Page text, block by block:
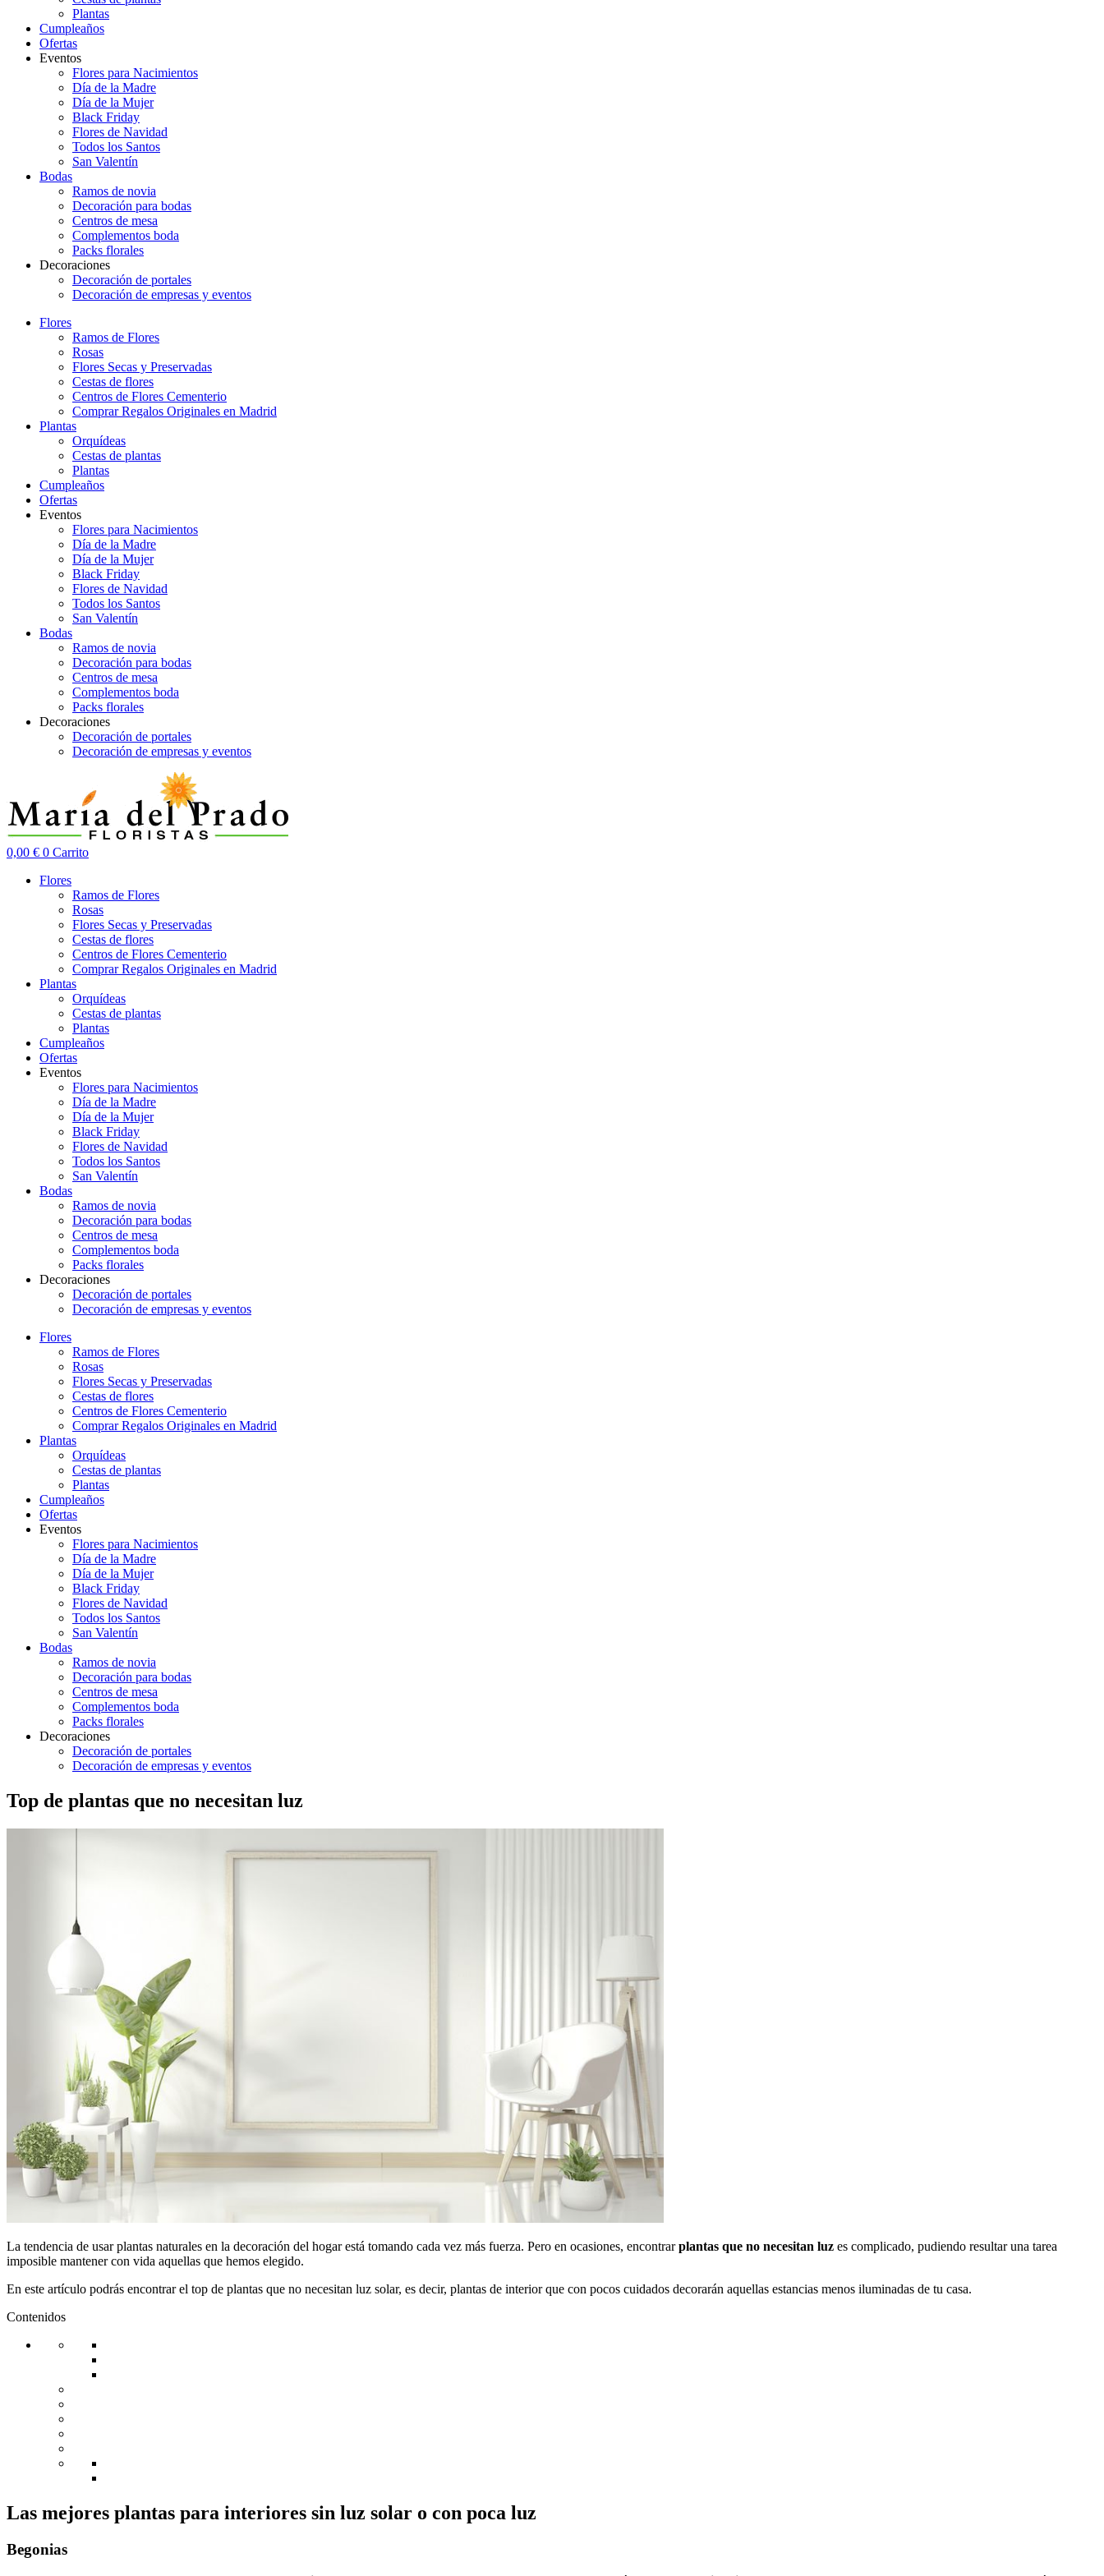
Plantas
Cumpleaños
Ofertas
Eventos
Flores para Nacimientos
Día de la Madre
Día de la Mujer
Black Friday
Flores de Navidad
Todos los Santos
San Valentín
Bodas
Ramos de novia
Decoración para bodas
Centros de mesa
Complementos boda
Packs florales
Decoraciones
Decoración de portales
Decoración de empresas y eventos
Flores
Ramos de Flores
Rosas
Flores Secas y Preservadas
Cestas de flores
Centros de Flores Cementerio
Comprar Regalos Originales en Madrid
Plantas
Orquídeas
Cestas de plantas
Plantas
Cumpleaños
Ofertas
Eventos
Flores para Nacimientos
Día de la Madre
Día de la Mujer
Black Friday
Flores de Navidad
Todos los Santos
San Valentín
Bodas
Ramos de novia
Decoración para bodas
Centros de mesa
Complementos boda
Packs florales
Decoraciones
Decoración de portales
Decoración de empresas y eventos
0,00 € 0 Carrito
Flores
Ramos de Flores
Rosas
Flores Secas y Preservadas
Cestas de flores
Centros de Flores Cementerio
Comprar Regalos Originales en Madrid
Plantas
Orquídeas
Cestas de plantas
Plantas
Cumpleaños
Ofertas
Eventos
Flores para Nacimientos
Día de la Madre
Día de la Mujer
Black Friday
Flores de Navidad
Todos los Santos
San Valentín
Bodas
Ramos de novia
Decoración para bodas
Centros de mesa
Complementos boda
Packs florales
Decoraciones
Decoración de portales
Decoración de empresas y eventos
Flores
Ramos de Flores
Rosas
Flores Secas y Preservadas
Cestas de flores
Centros de Flores Cementerio
Comprar Regalos Originales en Madrid
Plantas
Orquídeas
Cestas de plantas
Plantas
Cumpleaños
Ofertas
Eventos
Flores para Nacimientos
Día de la Madre
Día de la Mujer
Black Friday
Flores de Navidad
Todos los Santos
San Valentín
Bodas
Ramos de novia
Decoración para bodas
Centros de mesa
Complementos boda
Packs florales
Decoraciones
Decoración de portales
Decoración de empresas y eventos
Top de plantas que no necesitan luz
La tendencia de usar plantas naturales en la decoración del hogar está tomando cada vez más fuerza. Pero en ocasiones, encontrarplantas que no necesitan luz es complicado, pudiendo resultar una tarea
imposible mantener con vida aquellas que hemos elegido.
En este artículo podrás encontrar el top de plantas que no necesitan luz solar, es decir, plantas de interior que con pocos cuidados decorarán aquellas estancias menos iluminadas de tu casa.
Contenidos
Las mejores plantas para interiores sin luz solar o con poca luz
Begonias